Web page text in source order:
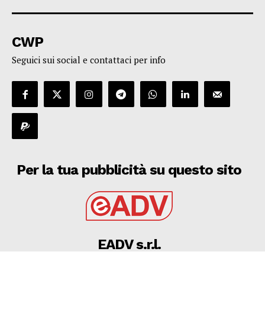
CWP
Seguici sui social e contattaci per info
Per la tua pubblicità su questo sito
EADV s.r.l.